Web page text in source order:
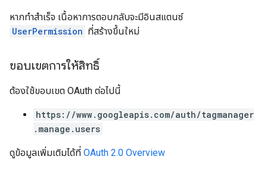
หากทำสำเร็จ เนื้อหาการตอบกลับจะมีอินสแตนซ์
UserPermission ที่สร้างขึ้นใหม่
ขอบเขตการให้สิทธิ์
ต้องใช้ขอบเขต OAuth ต่อไปนี้
https://www.googleapis.com/auth/tagmanager
.manage.users
ดูข้อมูลเพิ่มเติมได้ที่ OAuth 2.0 Overview